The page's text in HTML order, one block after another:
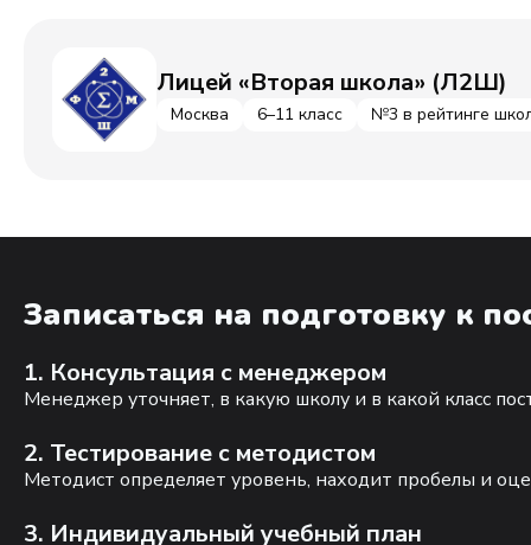
Лицей «Вторая школа» (Л2Ш)
Москва 6–11 класс №3 в рейтинге
Записаться на подготовку к
1. Консультация с менеджером
Менеджер уточняет, в какую школу и в какой класс
2. Тестирование с методистом
Методист определяет уровень, находит пробелы и
3. Индивидуальный учебный план